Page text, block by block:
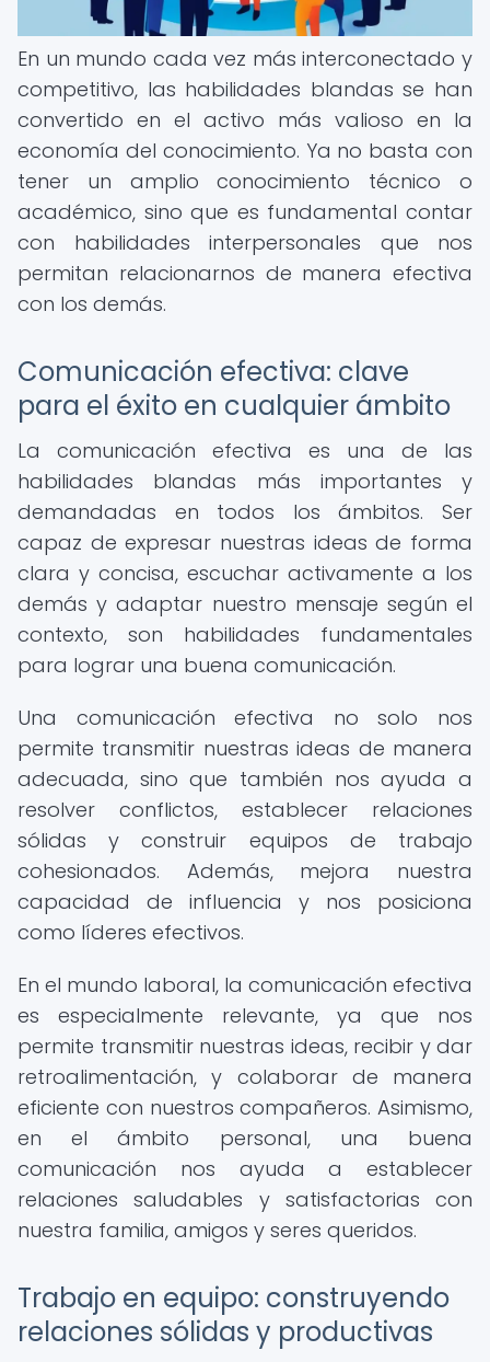
En un mundo cada vez más interconectado y
competitivo, las habilidades blandas se han
convertido en el activo más valioso en la
economía del conocimiento. Ya no basta con
tener un amplio conocimiento técnico o
académico, sino que es fundamental contar
con habilidades interpersonales que nos
permitan relacionarnos de manera efectiva
con los demás.
Comunicación efectiva: clave
para el éxito en cualquier ámbito
La comunicación efectiva es una de las
habilidades blandas más importantes y
demandadas en todos los ámbitos. Ser
capaz de expresar nuestras ideas de forma
clara y concisa, escuchar activamente a los
demás y adaptar nuestro mensaje según el
contexto, son habilidades fundamentales
para lograr una buena comunicación.
Una comunicación efectiva no solo nos
permite transmitir nuestras ideas de manera
adecuada, sino que también nos ayuda a
resolver conflictos, establecer relaciones
sólidas y construir equipos de trabajo
cohesionados. Además, mejora nuestra
capacidad de influencia y nos posiciona
como líderes efectivos.
En el mundo laboral, la comunicación efectiva
es especialmente relevante, ya que nos
permite transmitir nuestras ideas, recibir y dar
retroalimentación, y colaborar de manera
eficiente con nuestros compañeros. Asimismo,
en el ámbito personal, una buena
comunicación nos ayuda a establecer
relaciones saludables y satisfactorias con
nuestra familia, amigos y seres queridos.
Trabajo en equipo: construyendo
relaciones sólidas y productivas